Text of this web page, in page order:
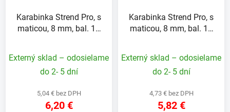
k
Karabinka Strend Pro, s
maticou, 8 mm, bal. 10
Externý sklad – odosielame
do 2- 5 dní
5,04 € bez DPH
6,20 €
Karabinka Strend Pro, s
maticou, 8 mm, bal. 10
Externý sklad – odosielame
do 2- 5 dní
4,73 € bez DPH
5,82 €